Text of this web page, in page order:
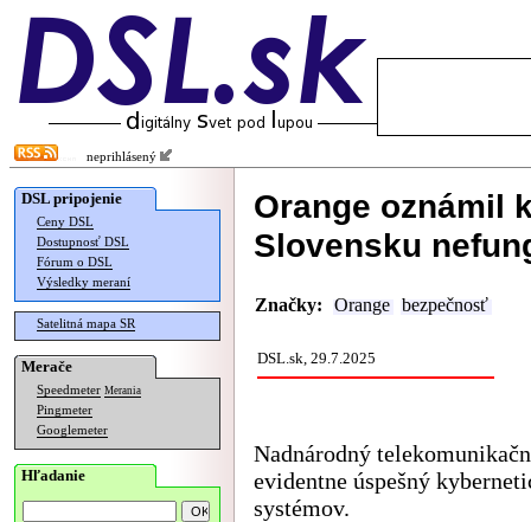
neprihlásený
DSL pripojenie
Ceny DSL
Dostupnosť DSL
Fórum o DSL
Výsledky meraní
Satelitná mapa SR
Merače
Speedmeter Merania
Pingmeter
Googlemeter
Hľadanie
Orange oznámil
Slovensku
Značky: Orange bezpečnosť
DSL.sk, 29.7.2025
Nadnárodný
evidentne úspešný
systémov.